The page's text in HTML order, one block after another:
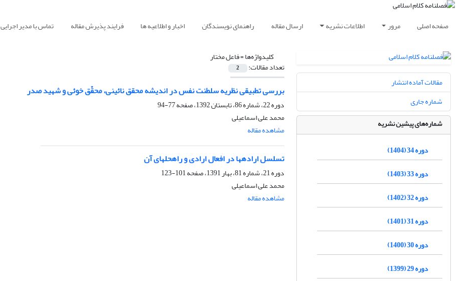
صفحه اصلی مرور اطلاعات نشریه ارسال مقاله راهنمای نویسندگان اخبار و اطلاعیه ها فرایند پذیرش مقاله تماس با مدیر اجرایی
کلیدواژه‌ها =فاعل مختار
تعداد مقالات: 2
بررسی تطبیقی نظریه سلطنت نفس در اندیشه محقق نائینی، محقّق خوئی و شهید صدر
دوره 22، شماره 86، تابستان 1392، صفحه
77-94
محمد علی اسماعیلی
مشاهده مقاله
تسلسل اراده‏ها در افعال ارادی و راه‏حل‏های آن
دوره 21، شماره 81، بهار 1391، صفحه
101-123
محمد علی اسماعیلی
مشاهده مقاله
مقالات آماده انتشار
شماره جاری
شماره‌های پیشین نشریه
دوره 34 (1404)
دوره 33 (1403)
دوره 32 (1402)
دوره 31 (1401)
دوره 30 (1400)
دوره 29 (1399)